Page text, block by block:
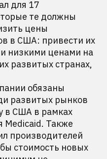
для 17
те должны
цены
в США: привести их
низкими ценами на
развитых странах,
обязаны
развитых рынков
в США в рамках
Medicaid. Также
производителей
стоимость новых